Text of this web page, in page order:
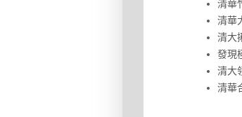
清華
清華
清大
發現
清大
清華